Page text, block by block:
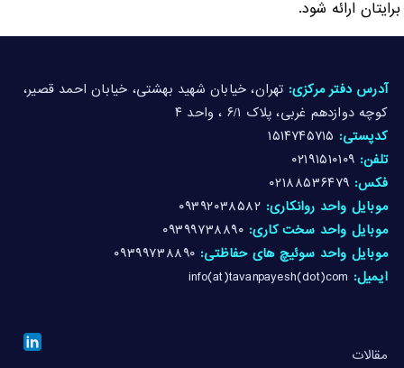
برایتان ارائه شود.
مقالات
آدرس دفتر مرکزی: تهران، خیابان شهید بهشتی، خیابان احمد قصیر،
کوچه دوازدهم غربی، پلاک ۶/۱ ، واحد ۴
کدپستی: ۱۵۱۴۷۴۵۷۱۵
تلفن: ۰۲۱۹۱۵۱۰۱۰۹
فکس: ۰۲۱۸۸۵۳۶۴۷۹
موبایل واحد روانکاری: ۰۹۳۹۲۰۳۸۵۸۲
موبایل واحد سخت کاری: ۰۹۳۹۹۷۳۸۸۹۰
موبایل واحد سوئیچ های حفاظتی: ۰۹۳۹۹۷۳۸۸۹۰
ایمیل: info(at)tavanpayesh(dot)com